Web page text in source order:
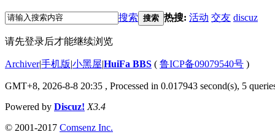
搜索 搜索 热搜: 活动 交友 discuz
请先登录后才能继续浏览
Archiver|手机版|小黑屋|HuiFa BBS ( 鲁ICP备09079540号 )
GMT+8, 2026-8-8 20:35 , Processed in 0.017943 second(s), 5
Powered by Discuz! X3.4
© 2001-2017 Comsenz Inc.